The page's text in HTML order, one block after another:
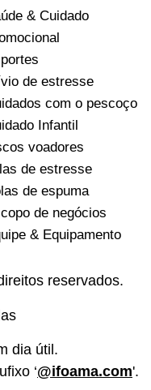
& Cuidado
de estresse
com o pescoço
Infantil
voadores
de estresse
de espuma
de negócios
& Equipamento
reservados.
dia útil.
‘@ifoama.com'.